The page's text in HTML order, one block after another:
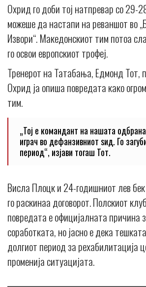
Охрид го доби тој натпревар со 29-
можеше да настапи на реваншот во
Извори“. Македонскиот тим потоа
го освои европскиот трофеј.
Тренерот на Татабања, Едмонд Тот,
Охрид ја опиша повредата како
тим.
„Тој е командант на нашата
играч во дефанзивниот ѕид. Го
период“, изјави тогаш Тот.
Висла Плоцк и 24-годишниот лев бек
го раскинаа договорот. Полскиот
повредата е официјалната причина
соработката, но јасно е дека
долгиот период за рехабилитација
променија ситуацијата.